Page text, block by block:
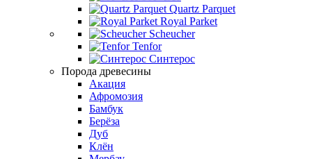
Quartz Parquet
Royal Parket
Scheucher
Tenfor
Синтерос
Порода древесины
Акация
Афромозия
Бамбук
Берёза
Дуб
Клён